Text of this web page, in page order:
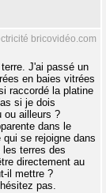
bricovidéo.com
J'ai passé un
en baies vitrées
raccordé la platine
si je dois
ou ailleurs ?
dans le
se rejoigne dans
terres des
directement au
il mettre ?
pas.